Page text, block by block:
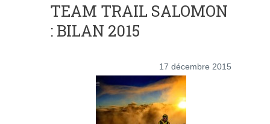
TEAM TRAIL SALOMON
: BILAN 2015
17 décembre 2015